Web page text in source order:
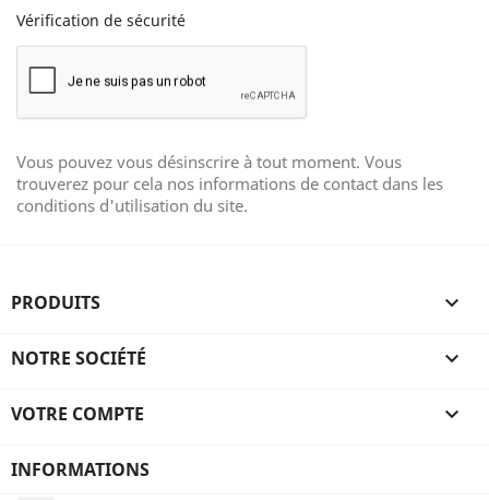
Vérification de sécurité
Vous pouvez vous désinscrire à tout moment. Vous
trouverez pour cela nos informations de contact dans les
conditions d'utilisation du site.
PRODUITS 
NOTRE SOCIÉTÉ 
VOTRE COMPTE 
INFORMATIONS